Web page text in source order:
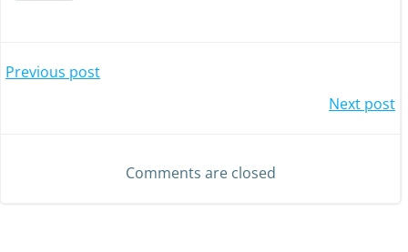
Post
Previous post
navigation
Next post
Comments are closed